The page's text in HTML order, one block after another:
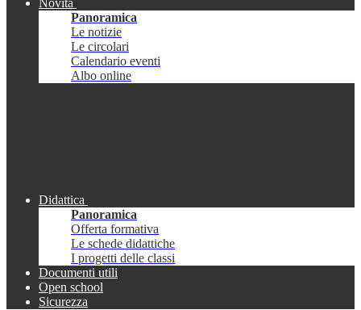
Novità
Panoramica
Le notizie
Le circolari
Calendario eventi
Albo online
Didattica
Panoramica
Offerta formativa
Le schede didattiche
I progetti delle classi
Documenti utili
Open school
Sicurezza